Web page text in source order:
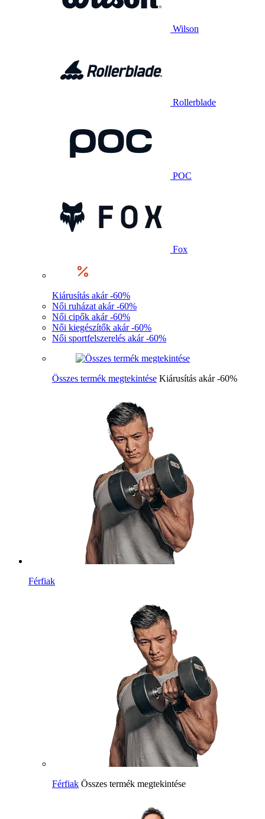
Wilson
Rollerblade
POC
Fox
Kiárusítás akár -60%
Női ruházat akár -60%
Női cipők akár -60%
Női kiegészítők akár -60%
Női sportfelszerelés akár -60%
Összes termék megtekintése Kiárusítás akár -60%
Férfiak
Férfiak Összes termék megtekintése